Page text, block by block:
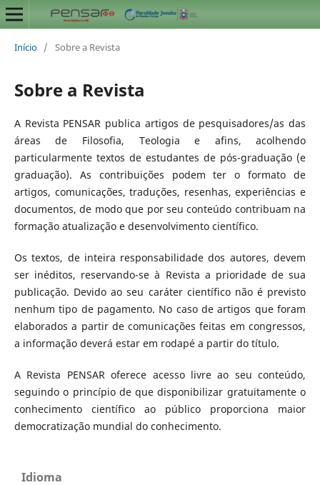
Início / Sobre a Revista
Sobre a Revista
A Revista PENSAR publica artigos de pesquisadores/as das
áreas de Filosofia, Teologia e afins, acolhendo
particularmente textos de estudantes de pós-graduação (e
graduação). As contribuições podem ter o formato de
artigos, comunicações, traduções, resenhas, experiências e
documentos, de modo que por seu conteúdo contribuam na
formação atualização e desenvolvimento científico.
Os textos, de inteira responsabilidade dos autores, devem
ser inéditos, reservando-se à Revista a prioridade de sua
publicação. Devido ao seu caráter científico não é previsto
nenhum tipo de pagamento. No caso de artigos que foram
elaborados a partir de comunicações feitas em congressos,
a informação deverá estar em rodapé a partir do título.
A Revista PENSAR oferece acesso livre ao seu conteúdo,
seguindo o princípio de que disponibilizar gratuitamente o
conhecimento científico ao público proporciona maior
democratização mundial do conhecimento.
Idioma